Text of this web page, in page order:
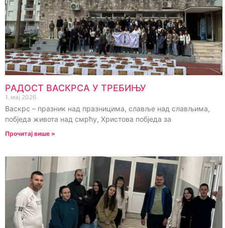
РАДОСТ ВАСКРСА У ТРЕБИЊУ
1. мај 2026.
Васкрс – празник над празницима, славље над слављима,
побједа живота над смрћу, Христова побједа за
Прочитај више »